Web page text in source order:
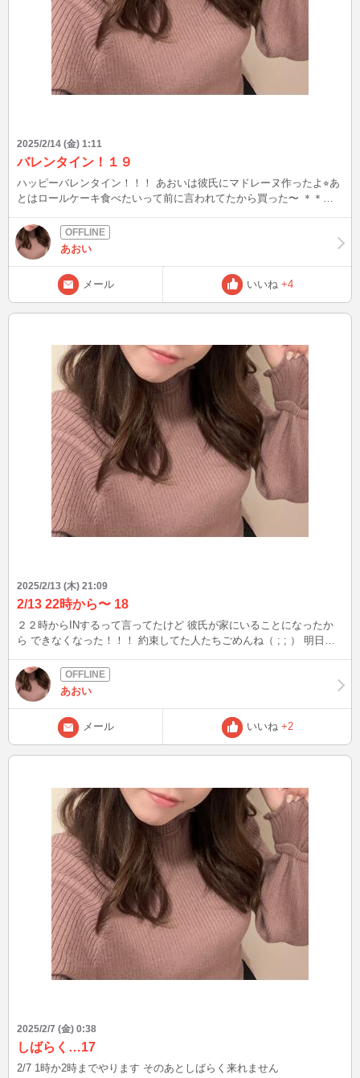
2025/2/14 (金) 1:11
バレンタイン！１９
ハッピーバレンタイン！！！ あおいは彼氏にマドレーヌ作ったよ⭐︎あ
とはロールケーキ食べたいって前に言われてたから買った〜 ＊＊＊
要求やめてください 何回も言ってるのにやめてくれない人が最近い
てツラい… いろんなお話しして仲良くなってからお願いします ＊＊
＊ 次いつINできるか分からないけど 見かけたらよろしくね⭐︎
あおい
メール いいね +4
2025/2/13 (木) 21:09
2/13 22時から〜 18
２２時からINするって言ってたけど 彼氏が家にいることになったか
ら できなくなった！！！ 約束してた人たちごめんね（ ; ; ） 明日は
あおい
メール いいね +2
2025/2/7 (金) 0:38
しばらく…17
2/7 1時か2時までやります そのあとしばらく来れません